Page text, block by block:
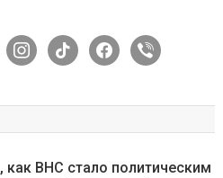
instagram
tiktok facebook
viber
как ВНС стало политическим